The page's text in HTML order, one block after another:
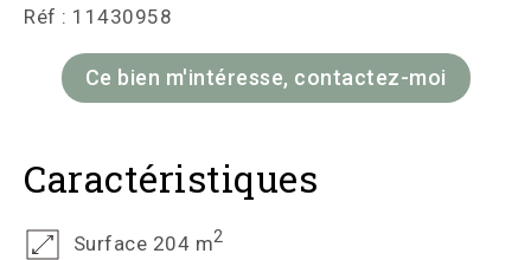
Réf : 11430958
Ce bien m'intéresse, contactez-moi
Caractéristiques
Surface 204 m2